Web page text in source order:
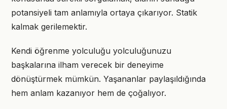
potansiyeli tam anlamıyla ortaya çıkarıyor. Statik
kalmak gerilemektir.
Kendi öğrenme yolculuğu yolculuğunuzu
başkalarına ilham verecek bir deneyime
dönüştürmek mümkün. Yaşananlar paylaşıldığında
hem anlam kazanıyor hem de çoğalıyor.